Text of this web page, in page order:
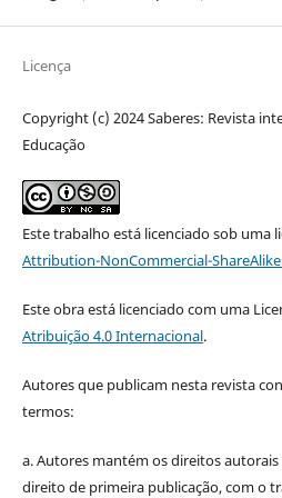
Licença
Copyright (c) 2024 Saberes: Revista
Educação
Este trabalho está licenciado sob uma
Attribution-NonCommercial-
Este obra está licenciado com uma
Atribuição 4.0 Internacional.
Autores que publicam nesta revista
termos:
a. Autores mantém os direitos
direito de primeira publicação, com o